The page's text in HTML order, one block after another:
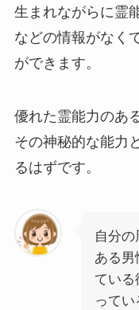
生まれながらに霊
などの情報がなく
ができます。
優れた霊能力のあ
その神秘的な能力
るはずです。
自分
ある男
ている
って